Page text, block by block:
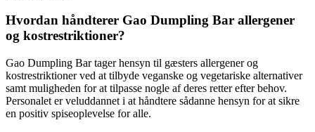
Hvordan håndterer Gao Dumpling Bar allergener
og kostrestriktioner?
Gao Dumpling Bar tager hensyn til gæsters allergener og
kostrestriktioner ved at tilbyde veganske og vegetariske alternativer
samt muligheden for at tilpasse nogle af deres retter efter behov.
Personalet er veluddannet i at håndtere sådanne hensyn for at sikre
en positiv spiseoplevelse for alle.